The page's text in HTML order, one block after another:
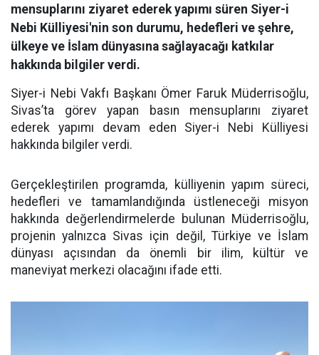
mensuplarını ziyaret ederek yapımı süren Siyer-i
Nebi Külliyesi'nin son durumu, hedefleri ve şehre,
ülkeye ve İslam dünyasına sağlayacağı katkılar
hakkında bilgiler verdi.
Siyer-i Nebi Vakfı Başkanı Ömer Faruk Müderrisoğlu,
Sivas’ta görev yapan basın mensuplarını ziyaret
ederek yapımı devam eden Siyer-i Nebi Külliyesi
hakkında bilgiler verdi.
Gerçekleştirilen programda, külliyenin yapım süreci,
hedefleri ve tamamlandığında üstleneceği misyon
hakkında değerlendirmelerde bulunan Müderrisoğlu,
projenin yalnızca Sivas için değil, Türkiye ve İslam
dünyası açısından da önemli bir ilim, kültür ve
maneviyat merkezi olacağını ifade etti.